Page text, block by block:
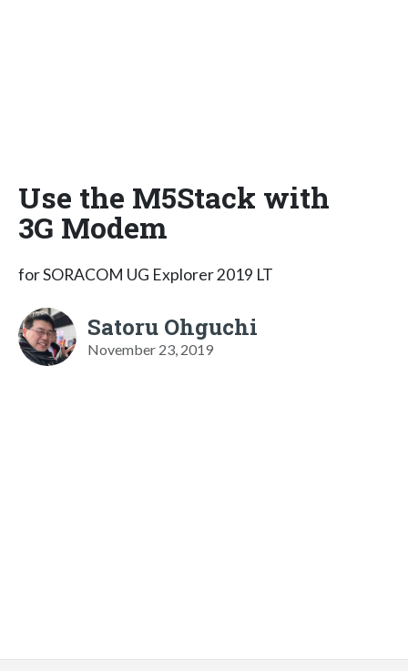
Use the M5Stack with
3G Modem
for SORACOM UG Explorer 2019 LT
Satoru Ohguchi
November 23, 2019